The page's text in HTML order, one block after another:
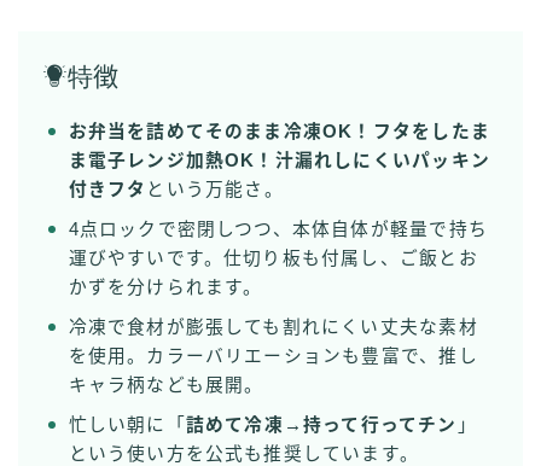
特徴
お弁当を詰めてそのまま冷凍OK！フタをしたま
ま電子レンジ加熱OK！汁漏れしにくいパッキン
付きフタ という万能さ。
4点ロックで密閉しつつ、本体自体が軽量で持ち
運びやすいです。仕切り板も付属し、ご飯とお
かずを分けられます。
冷凍で食材が膨張しても割れにくい丈夫な素材
を使用。カラーバリエーションも豊富で、推し
キャラ柄なども展開。
忙しい朝に「 詰めて冷凍→持って行ってチン 」
という使い方を公式も推奨しています。